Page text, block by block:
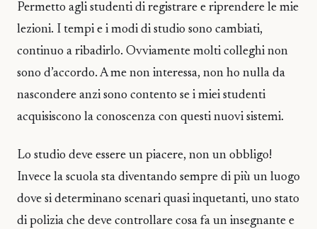
Permetto agli studenti di registrare e riprendere le mie
lezioni. I tempi e i modi di studio sono cambiati,
continuo a ribadirlo. Ovviamente molti colleghi non
sono d’accordo. A me non interessa, non ho nulla da
nascondere anzi sono contento se i miei studenti
acquisiscono la conoscenza con questi nuovi sistemi.
Lo studio deve essere un piacere, non un obbligo!
Invece la scuola sta diventando sempre di più un luogo
dove si determinano scenari quasi inquetanti, uno stato
di polizia che deve controllare cosa fa un insegnante e